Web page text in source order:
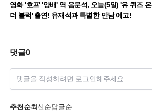
영화 '호프' '양배' 역 음문석, 오늘(5일) '유 퀴즈 온
더 블럭' 출연! 유재석과 특별한 만남 예고!
댓글0
댓글을 작성하려면 로그인해주세요
추천순최신순답글순